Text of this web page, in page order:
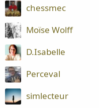
chessmec
Moïse Wolff
D.Isabelle
Perceval
simlecteur